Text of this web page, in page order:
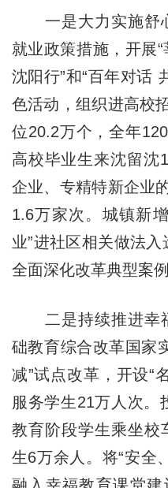
一是大力实施舒
就业政策措施，开展
沈阳行”和“百年对话
色活动，组织进高校
位20.2万个，全年
高校毕业生来沈留沈
企业、专精特新企业
1.6万家次。城镇新
业”进社区相关做法
全面深化改革典型案例
二是持续推进幸
础教育综合改革国家
减”试点改革，开设“
服务学生21万人次。
教育阶段学生乘坐校
生6万余人。将“安全